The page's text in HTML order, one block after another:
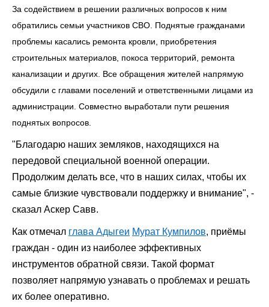
За содействием в решении различных вопросов к ним
обратились семьи участников СВО. Поднятые гражданами
проблемы касались ремонта кровли, приобретения
строительных материалов, покоса территорий, ремонта
канализации и других. Все обращения жителей напрямую
обсудили с главами поселений и ответственными лицами из
администрации. Совместно выработали пути решения
поднятых вопросов.
"Благодарю наших земляков, находящихся на
передовой специальной военной операции.
Продолжим делать все, что в наших силах, чтобы их
самые близкие чувствовали поддержку и внимание", -
сказал Аскер Савв.
Как отмечал глава Адыгеи Мурат Кумпилов, приёмы
граждан - один из наиболее эффективных
инструментов обратной связи. Такой формат
позволяет напрямую узнавать о проблемах и решать
их более оперативно.